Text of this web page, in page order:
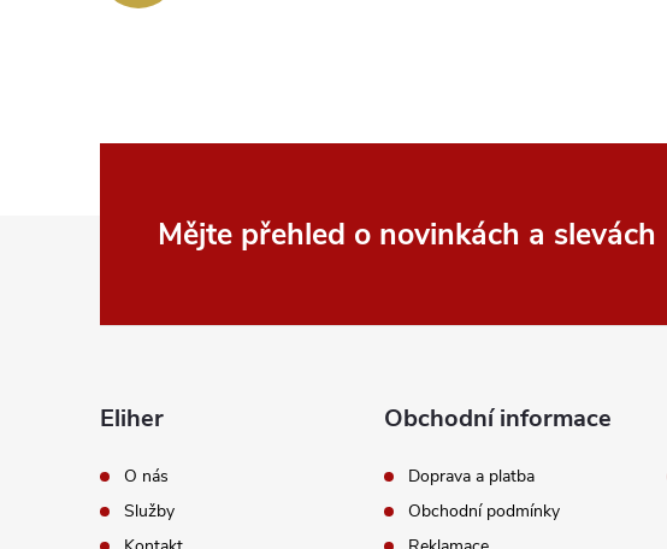
p
s
Mějte přehled o novinkách a slevách
Eliher
O nás
Služby
Obchodní informace
Doprava a platba
Obchodní podmínky